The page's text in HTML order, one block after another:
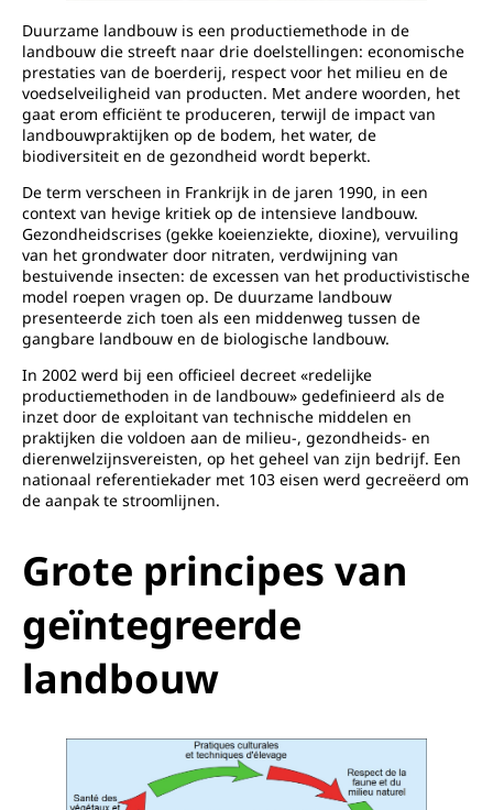
Duurzame landbouw is een productiemethode in de
landbouw die streeft naar drie doelstellingen: economische
prestaties van de boerderij, respect voor het milieu en de
voedselveiligheid van producten. Met andere woorden, het
gaat erom efficiënt te produceren, terwijl de impact van
landbouwpraktijken op de bodem, het water, de
biodiversiteit en de gezondheid wordt beperkt.
De term verscheen in Frankrijk in de jaren 1990, in een
context van hevige kritiek op de intensieve landbouw.
Gezondheidscrises (gekke koeienziekte, dioxine), vervuiling
van het grondwater door nitraten, verdwijning van
bestuivende insecten: de excessen van het productivistische
model roepen vragen op. De duurzame landbouw
presenteerde zich toen als een middenweg tussen de
gangbare landbouw en de biologische landbouw.
In 2002 werd bij een officieel decreet «redelijke
productiemethoden in de landbouw» gedefinieerd als de
inzet door de exploitant van technische middelen en
praktijken die voldoen aan de milieu-, gezondheids- en
dierenwelzijnsvereisten, op het geheel van zijn bedrijf. Een
nationaal referentiekader met 103 eisen werd gecreëerd om
de aanpak te stroomlijnen.
Grote principes van
geïntegreerde
landbouw